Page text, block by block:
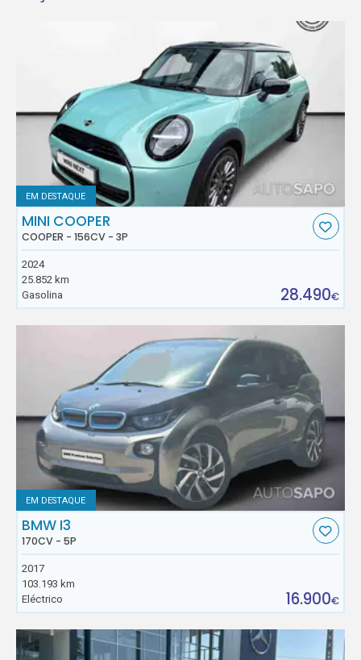
EM DESTAQUE
MINI COOPER
COOPER - 156CV - 3P
2024
25.852 km
Gasolina
28.490€
EM DESTAQUE
BMW I3
170CV - 5P
2017
103.193 km
Eléctrico
16.900€